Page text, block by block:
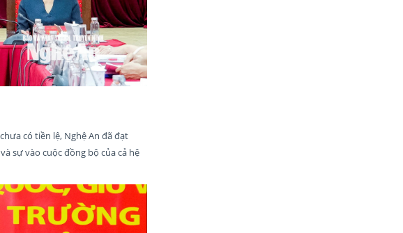
có tiền lệ, Nghệ An đã đạt
sự vào cuộc đồng bộ của cả hệ